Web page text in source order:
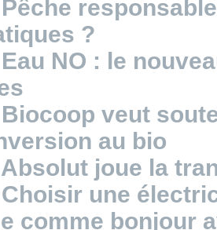
Pêche
?
Eau NO : le
Biocoop veut
au bio
Absolut joue la
Choisir une
comme bonjour